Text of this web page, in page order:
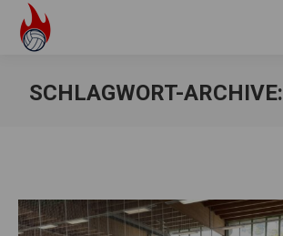
SCHLAGWORT-ARCHIVE: